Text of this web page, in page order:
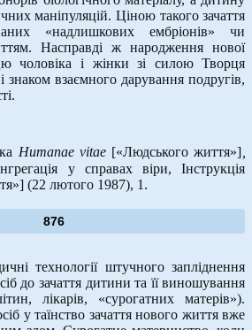
маніпуляцій. Ціною такого зачаття
«надлишкових ембріонів» чи
Насправді ж народження нової
чоловіка і жінки зі силою Творця
взаємного дарування подругів,
Humanae vitae[«Людського життя»] ,
у справах віри, Інструкція
(22 лютого 1987), 1.
876
технології штучного запліднення
до зачаття дитини та її виношування
лікарів, «сурогатних матерів»).
у таїнство зачаття нового життя вже